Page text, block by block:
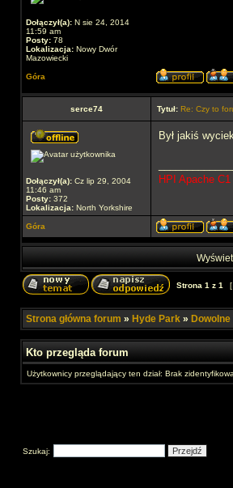
Dołączył(a): N sie 24, 2014
11:59 am
Posty: 78
Lokalizacja: Nowy Dwór
Mazowiecki
Góra
serce74 Tytuł: Re: Czy to
Dołączył(a): Cz lip 29, 2004
11:46 am
Posty: 372
Lokalizacja: North Yorkshire
Był jakiś
HPI Apache
Góra
Strona 1 z 1
Strona główna forum » Hyde Park »
Kto przegląda forum
Użytkownicy przeglądający ten dział: Brak
Szukaj: